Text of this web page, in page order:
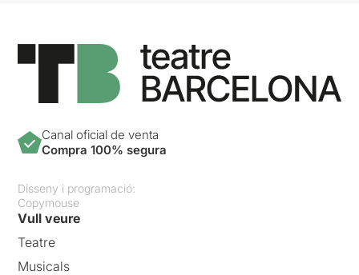
Canal oficial de venta
Compra 100% segura
Disseny i programació:
Copymouse
Vull veure
Teatre
Musicals